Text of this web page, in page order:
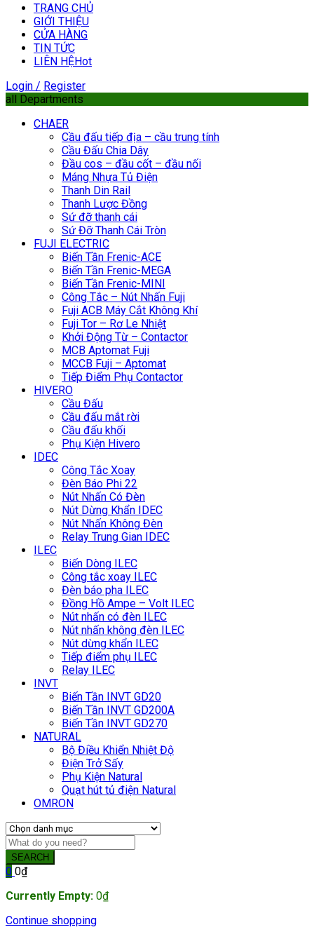
TRANG CHỦ
GIỚI THIỆU
CỬA HÀNG
TIN TỨC
LIÊN HỆHot
Login / Register
all Departments
CHAER
Cầu đấu tiếp địa – cầu trung tính
Cầu Đấu Chia Dây
Đầu cos – đầu cốt – đầu nối
Máng Nhựa Tủ Điện
Thanh Din Rail
Thanh Lược Đồng
Sứ đỡ thanh cái
Sứ Đỡ Thanh Cái Tròn
FUJI ELECTRIC
Biến Tần Frenic-ACE
Biến Tần Frenic-MEGA
Biến Tần Frenic-MINI
Công Tắc – Nút Nhấn Fuji
Fuji ACB Máy Cắt Không Khí
Fuji Tor – Rơ Le Nhiệt
Khởi Động Từ – Contactor
MCB Aptomat Fuji
MCCB Fuji – Aptomat
Tiếp Điểm Phụ Contactor
HIVERO
Cầu Đấu
Cầu đấu mắt rời
Cầu đấu khối
Phụ Kiện Hivero
IDEC
Công Tắc Xoay
Đèn Báo Phi 22
Nút Nhấn Có Đèn
Nút Dừng Khẩn IDEC
Nút Nhấn Không Đèn
Relay Trung Gian IDEC
ILEC
Biến Dòng ILEC
Công tắc xoay ILEC
Đèn báo pha ILEC
Đồng Hồ Ampe – Volt ILEC
Nút nhấn có đèn ILEC
Nút nhấn không đèn ILEC
Nút dừng khẩn ILEC
Tiếp điểm phụ ILEC
Relay ILEC
INVT
Biến Tần INVT GD20
Biến Tần INVT GD200A
Biến Tần INVT GD270
NATURAL
Bộ Điều Khiển Nhiệt Độ
Điện Trở Sấy
Phụ Kiện Natural
Quạt hút tủ điện Natural
OMRON
SEARCH
0 0₫
Currently Empty: 0₫
Continue shopping